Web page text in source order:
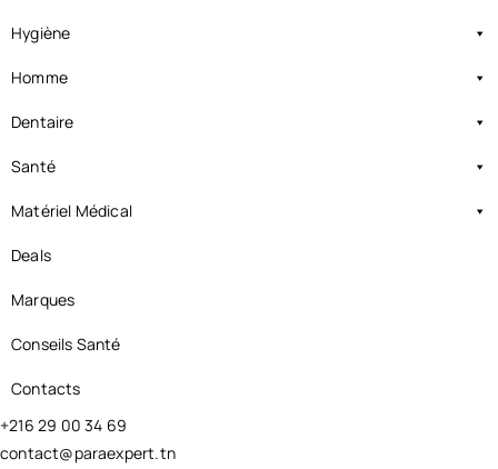
Hygiène
Homme
Dentaire
Santé
Matériel Médical
Deals
Marques
Conseils Santé
Contacts
+216 29 00 34 69
contact@paraexpert.tn